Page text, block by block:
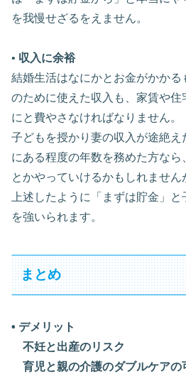
を我慢せざるをえません。
• 収入に余裕
結婚生活はなにかとお金がかか
のために使えた収入も、家賃や
にと費やさなければなりません。
子どもを授かり妻の収入が途絶
にある程度の年数を務めた方な
とかやっていけるかもしれません
上述したように「まずは貯金」
を強いられます。
まとめ
• デメリット
不妊と出産のリスク
育児と親の介護のダブルケアの